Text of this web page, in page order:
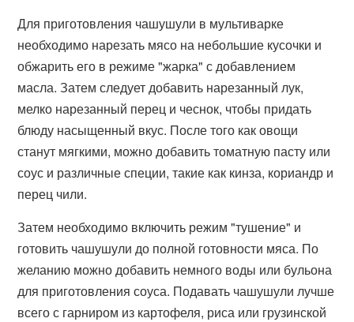
Для приготовления чашушули в мультиварке
необходимо нарезать мясо на небольшие кусочки и
обжарить его в режиме "жарка" с добавлением
масла. Затем следует добавить нарезанный лук,
мелко нарезанный перец и чеснок, чтобы придать
блюду насыщенный вкус. После того как овощи
станут мягкими, можно добавить томатную пасту или
соус и различные специи, такие как кинза, кориандр и
перец чили.
Затем необходимо включить режим "тушение" и
готовить чашушули до полной готовности мяса. По
желанию можно добавить немного воды или бульона
для приготовления соуса. Подавать чашушули лучше
всего с гарниром из картофеля, риса или грузинской